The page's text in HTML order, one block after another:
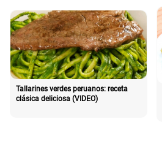
Tallarines verdes peruanos: receta
clásica deliciosa (VIDEO)